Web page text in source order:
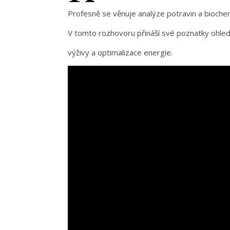
Profesně se věnuje analýze potravin a
V tomto rozhovoru přináší své poznatky
výživy a optimalizace energie.